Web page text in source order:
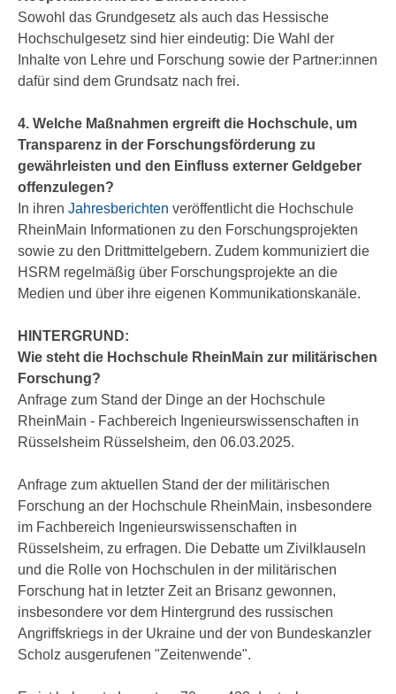
Sowohl das Grundgesetz als auch das Hessische
Hochschulgesetz sind hier eindeutig: Die Wahl der
Inhalte von Lehre und Forschung sowie der Partner:innen
dafür sind dem Grundsatz nach frei.
4. Welche Maßnahmen ergreift die Hochschule, um
Transparenz in der Forschungsförderung zu
gewährleisten und den Einfluss externer Geldgeber
offenzulegen?
In ihren Jahresberichten veröffentlicht die Hochschule
RheinMain Informationen zu den Forschungsprojekten
sowie zu den Drittmittelgebern. Zudem kommuniziert die
HSRM regelmäßig über Forschungsprojekte an die
Medien und über ihre eigenen Kommunikationskanäle.
HINTERGRUND:
Wie steht die Hochschule RheinMain zur militärischen
Forschung?
Anfrage zum Stand der Dinge an der Hochschule
RheinMain - Fachbereich Ingenieurswissenschaften in
Rüsselsheim Rüsselsheim, den 06.03.2025.
Anfrage zum aktuellen Stand der der militärischen
Forschung an der Hochschule RheinMain, insbesondere
im Fachbereich Ingenieurswissenschaften in
Rüsselsheim, zu erfragen. Die Debatte um Zivilklauseln
und die Rolle von Hochschulen in der militärischen
Forschung hat in letzter Zeit an Brisanz gewonnen,
insbesondere vor dem Hintergrund des russischen
Angriffskriegs in der Ukraine und der von Bundeskanzler
Scholz ausgerufenen "Zeitenwende".